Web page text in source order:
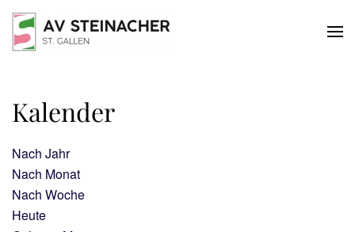
Skip to main content
Kalender
Nach Jahr
Nach Monat
Nach Woche
Heute